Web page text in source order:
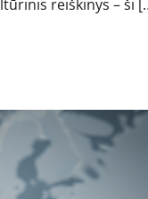
reiškinys – ši